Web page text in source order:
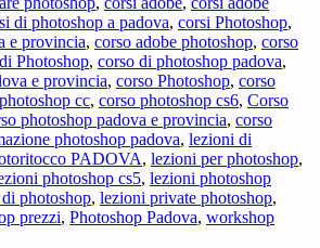
?
di photoshop a padova, corsi Photoshop,
e provincia, corso adobe photoshop, corso
Photoshop, corso di photoshop padova,
e provincia, corso Photoshop, corso
cc, corso photoshop cs6, Corso
photoshop padova e provincia, corso
photoshop padova, lezioni di
PADOVA, lezioni per photoshop,
photoshop cs5, lezioni photoshop
photoshop, lezioni private photoshop,
prezzi, Photoshop Padova, workshop